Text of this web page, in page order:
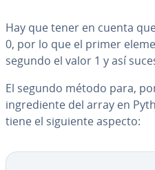
Hay que tener en cuenta
0, por lo que el primer
segundo el valor 1 y así
El segundo método para,
in­gre­die­n­te del array en
tiene el siguiente aspecto: